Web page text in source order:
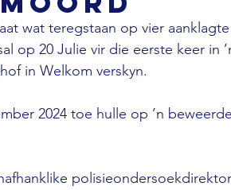
wat teregstaan op vier aanklagte
op 20 Julie vir die eerste keer in
in Welkom verskyn.
2024 toe hulle op ’n beweerde